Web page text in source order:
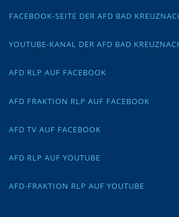
FACEBOOK-SEITE DER AFD BAD
YOUTUBE-KANAL DER AFD BAD
AFD RLP AUF FACEBOOK
AFD FRAKTION RLP AUF FACEBOOK
AFD TV AUF FACEBOOK
AFD RLP AUF YOUTUBE
AFD-FRAKTION RLP AUF YOUTUBE